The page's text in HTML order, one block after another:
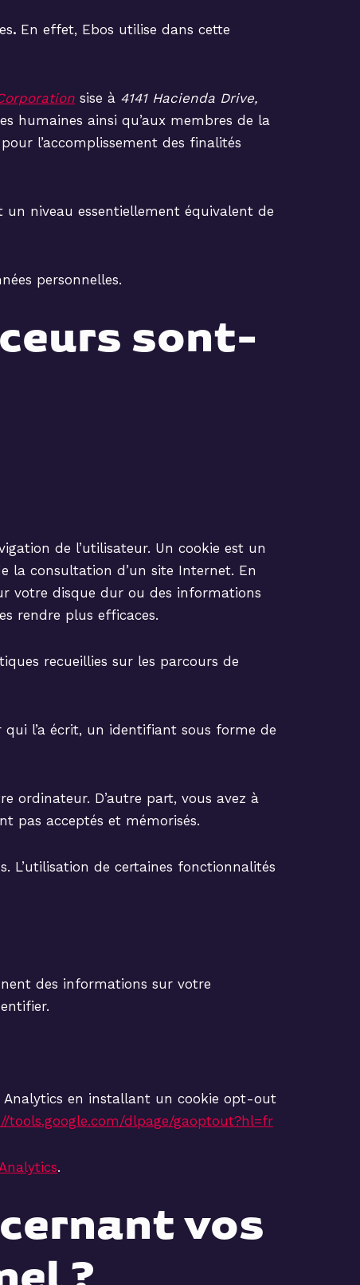
. En effet, Ebos utilise dans cette
sise à 4141 Hacienda Drive,
humaines ainsi qu’aux membres de la
l’accomplissement des finalités
un niveau essentiellement équivalent de
personnelles.
sont-
de l’utilisateur. Un cookie est un
la consultation d’un site Internet. En
votre disque dur ou des informations
rendre plus efficaces.
recueillies sur les parcours de
l’a écrit, un identifiant sous forme de
ordinateur. D’autre part, vous avez à
pas acceptés et mémorisés.
L’utilisation de certaines fonctionnalités
des informations sur votre
Analytics en installant un cookie opt-out
tools.google.com/dlpage/gaoptout?hl=fr
.
vos